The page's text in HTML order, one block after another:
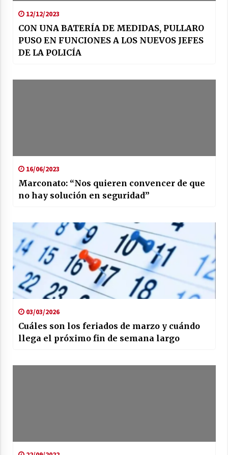
12/12/2023
CON UNA BATERÍA DE MEDIDAS, PULLARO
PUSO EN FUNCIONES A LOS NUEVOS JEFES
DE LA POLICÍA
16/06/2023
Marconato: “Nos quieren convencer de que
no hay solución en seguridad”
03/03/2026
Cuáles son los feriados de marzo y cuándo
llega el próximo fin de semana largo